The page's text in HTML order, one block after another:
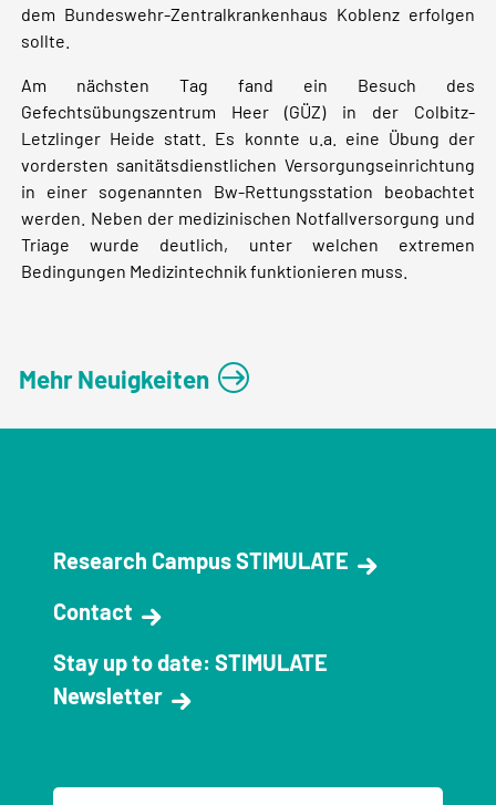
dem Bundeswehr-Zentralkrankenhaus Koblenz erfolgen
sollte.
Am nächsten Tag fand ein Besuch des
Gefechtsübungszentrum Heer (GÜZ) in der Colbitz-
Letzlinger Heide statt. Es konnte u.a. eine Übung der
vordersten sanitätsdienstlichen Versorgungseinrichtung
in einer sogenannten Bw-Rettungsstation beobachtet
werden. Neben der medizinischen Notfallversorgung und
Triage wurde deutlich, unter welchen extremen
Bedingungen Medizintechnik funktionieren muss.
Mehr Neuigkeiten
Research Campus STIMULATE
Contact
Stay up to date: STIMULATE
Newsletter